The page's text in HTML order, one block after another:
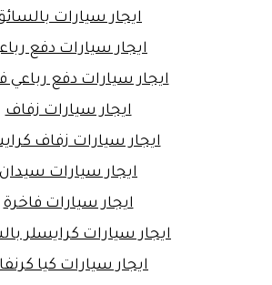
ايجار سيارات
ايجار سيارات دفع
ايجار سيارات دفع رباعي
ايجار سيارات زفاف
ايجار سيارات زفاف
ايجار سيارات سيدان
ايجار سيارات فاخرة
ايجار سيارات كرايسلر
ايجار سيارات كيا